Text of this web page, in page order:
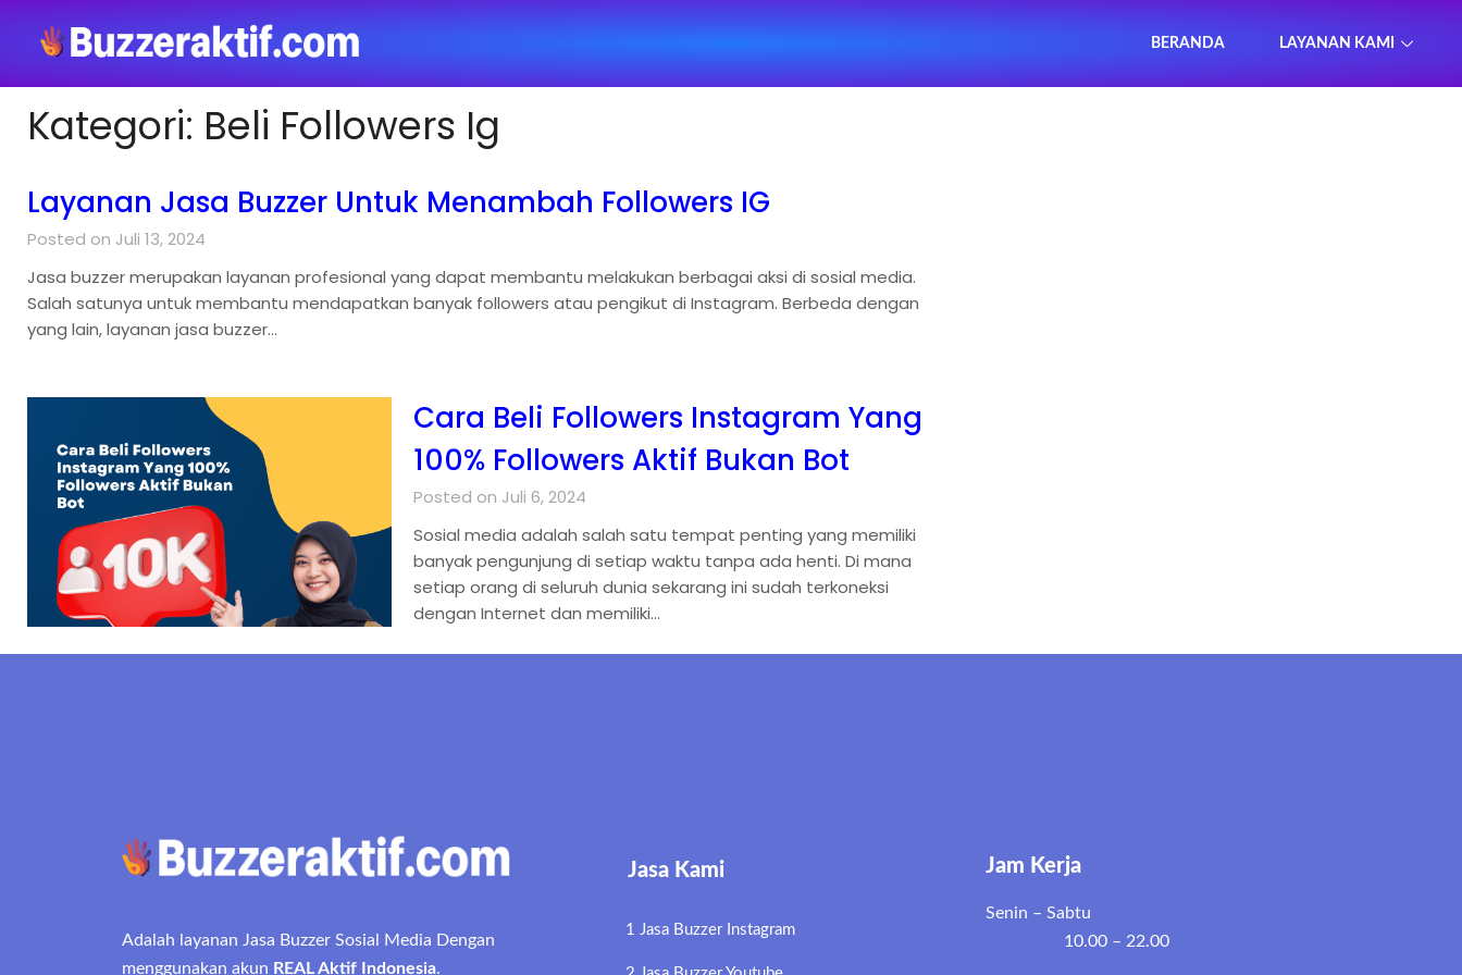
BERANDA LAYANAN KAMI
Kategori: Beli Followers Ig
Layanan Jasa Buzzer Untuk Menambah Followers IG
Posted on Juli 13, 2024
Jasa buzzer merupakan layanan profesional yang dapat membantu melakukan berbagai aksi di sosial media.
Salah satunya untuk membantu mendapatkan banyak followers atau pengikut di Instagram. Berbeda dengan
yang lain, layanan jasa buzzer…
Cara Beli Followers Instagram Yang
100% Followers Aktif Bukan Bot
Posted on Juli 6, 2024
Sosial media adalah salah satu tempat penting yang memiliki
banyak pengunjung di setiap waktu tanpa ada henti. Di mana
setiap orang di seluruh dunia sekarang ini sudah terkoneksi
dengan Internet dan memiliki…
Adalah layanan Jasa Buzzer Sosial Media Dengan
menggunakan akun REAL Aktif Indonesia.
Jasa Kami
1 Jasa Buzzer Instagram
Jam Kerja
Senin – Sabtu
10.00 – 22.00